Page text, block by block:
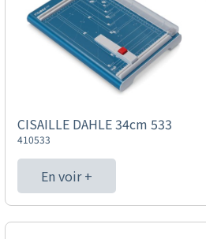
CISAILLE DAHLE 34cm 533
410533
En voir +